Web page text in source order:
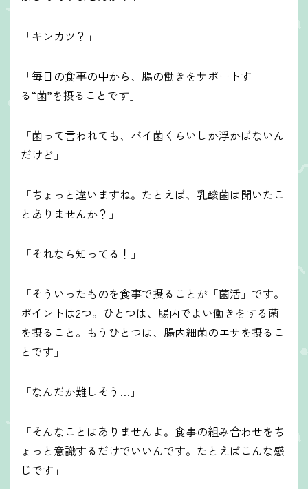
「キンカツ？」
「毎日の食事の中から、腸の働きをサポートす
る“菌”を摂ることです」
「菌って言われても、バイ菌くらいしか浮かばないん
だけど」
「ちょっと違いますね。たとえば、乳酸菌は聞いたこ
とありませんか？」
「それなら知ってる！」
「そういったものを食事で摂ることが「菌活」です。
ポイントは2つ。ひとつは、腸内でよい働きをする菌
を摂ること。もうひとつは、腸内細菌のエサを摂るこ
とです」
「なんだか難しそう…」
「そんなことはありませんよ。食事の組み合わせをち
ょっと意識するだけでいいんです。たとえばこんな感
じです」